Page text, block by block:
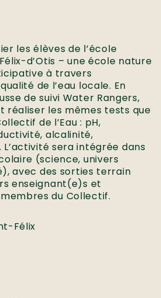
les élèves de l’école
d’Otis – une école nature
à travers
de l’eau locale. En
de suivi Water Rangers,
réaliser les mêmes tests que
de l’Eau : pH,
alcalinité,
sera intégrée dans
(science, univers
avec des sorties terrain
enseignant(e)s et
du Collectif.
Félix